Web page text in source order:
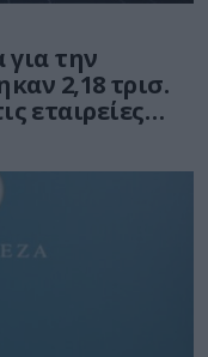
την
2,18 τρισ.
εταιρείες